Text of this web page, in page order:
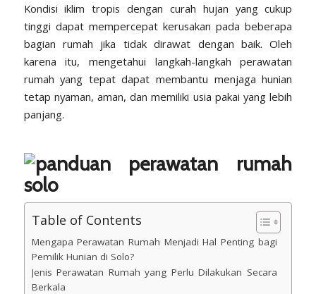
Kondisi iklim tropis dengan curah hujan yang cukup
tinggi dapat mempercepat kerusakan pada beberapa
bagian rumah jika tidak dirawat dengan baik. Oleh
karena itu, mengetahui langkah-langkah perawatan
rumah yang tepat dapat membantu menjaga hunian
tetap nyaman, aman, dan memiliki usia pakai yang lebih
panjang.
Table of Contents
Mengapa Perawatan Rumah Menjadi Hal Penting bagi
Pemilik Hunian di Solo?
Jenis Perawatan Rumah yang Perlu Dilakukan Secara
Berkala